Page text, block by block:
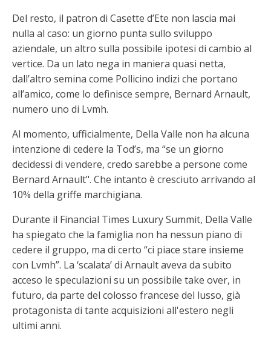
Del resto, il patron di Casette d’Ete non lascia mai
nulla al caso: un giorno punta sullo sviluppo
aziendale, un altro sulla possibile ipotesi di cambio al
vertice. Da un lato nega in maniera quasi netta,
dall’altro semina come Pollicino indizi che portano
all’amico, come lo definisce sempre, Bernard Arnault,
numero uno di Lvmh.
Al momento, ufficialmente, Della Valle non ha alcuna
intenzione di cedere la Tod’s, ma “se un giorno
decidessi di vendere, credo sarebbe a persone come
Bernard Arnault". Che intanto è cresciuto arrivando al
10% della griffe marchigiana.
Durante il Financial Times Luxury Summit, Della Valle
ha spiegato che la famiglia non ha nessun piano di
cedere il gruppo, ma di certo “ci piace stare insieme
con Lvmh”. La ‘scalata’ di Arnault aveva da subito
acceso le speculazioni su un possibile take over, in
futuro, da parte del colosso francese del lusso, già
protagonista di tante acquisizioni all'estero negli
ultimi anni.